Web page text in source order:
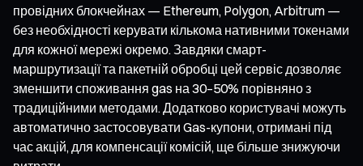
провідних блокчейнах — Ethereum, Polygon, Arbitrum —
без необхідності керувати кількома нативними токенами
для кожної мережі окремо. Завдяки смарт-
маршрутизації та пакетній обробці цей сервіс дозволяє
зменшити споживання gas на 30–50% порівняно з
традиційними методами. Додатково користувачі можуть
автоматично застосовувати Gas-купони, отримані під
час акцій, для компенсації комісій, ще більше знижуючи